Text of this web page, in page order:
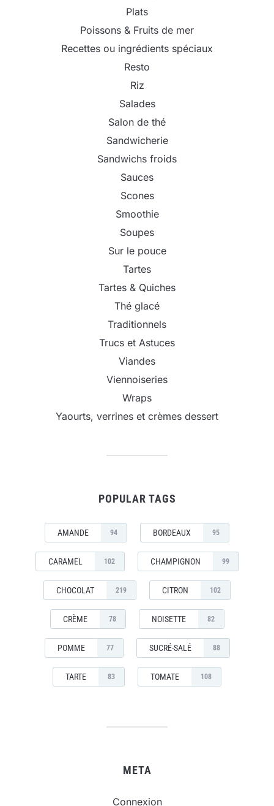
Plats
Poissons & Fruits de mer
Recettes ou ingrédients spéciaux
Resto
Riz
Salades
Salon de thé
Sandwicherie
Sandwichs froids
Sauces
Scones
Smoothie
Soupes
Sur le pouce
Tartes
Tartes & Quiches
Thé glacé
Traditionnels
Trucs et Astuces
Viandes
Viennoiseries
Wraps
Yaourts, verrines et crèmes dessert
POPULAR TAGS
AMANDE 94 BORDEAUX 95
CARAMEL 102 CHAMPIGNON 99
CHOCOLAT 219 CITRON 102
CRÈME 78 NOISETTE 82
POMME 77 SUCRÉ-SALÉ 88
TARTE 83 TOMATE 108
META
Connexion